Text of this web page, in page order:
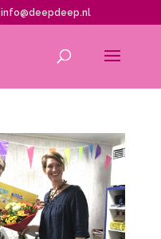
info@deepdeep.nl